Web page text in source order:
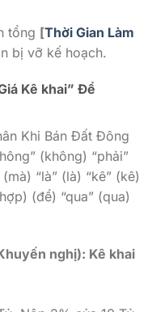
tổng [Thời Gian Làm
bị vỡ kế hoạch.
Kê khai” Để
Khi Bán Đất Đông
(không) “phải”
“là” (là) “kê” (kê)
(để) “qua” (qua)
nghị): Kê khai